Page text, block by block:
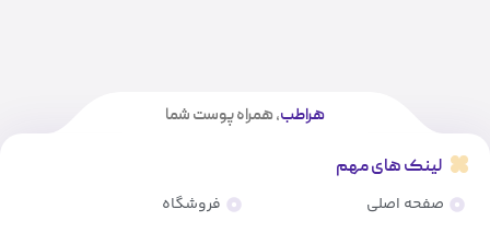
هراطب، همراه پوست شما
لینک های مهم
صفحه اصلی
فروشگاه